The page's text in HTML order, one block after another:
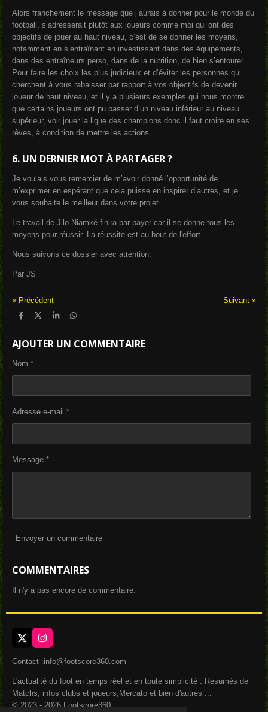
Alors franchement le message que j’aurais à donner pour le monde du
football, s’adresserait plutôt aux joueurs comme moi qui ont des
objectifs de jouer au haut niveau, c’est de se donner les moyens,
notamment en s’entraînant en investissant dans des équipements,
dans des entraîneurs perso, dans de la nutrition, de bien s’entourer
Pour faire les choix les plus judicieux et d’éviter les personnes qui
cherchent à vous rabaisser par rapport à vos objectifs de devenir
joueur de haut niveau, et il y a plusieurs exemples qui nous montre
que certains joueurs ont pu passer d’un niveau inférieur au niveau
supérieur, voir jouer la ligue des champions donc il faut croire en ses
rêves, à condition de mettre les actions.
6. UN DERNIER MOT À PARTAGER ?
Je voulais vous remercier de m’avoir donné l’opportunité de
m’exprimer en espérant que cela puisse en inspirer d’autres, et je
vous souhaite le meilleur dans votre projet.
Le travail de Jilo Niamké finira par payer car il se donne tous les
moyens pour réussir. La réussite est au bout de l'effort.
Nous suivons ce dossier avec attention.
Par JS
« Précédent Suivant »
P
t
a
e
P
t
a
P
a
P
a
AJOUTER UN COMMENTAIRE
Nom *
Adresse e-mail *
Message *
Envoyer un commentaire
COMMENTAIRES
Il n'y a pas encore de commentaire.
X
I
n
s
a
g
r
a
Contact :info@footscore360.com
L'actualité du foot en temps réel et en toute simplicité : Résumés de
Matchs, infos clubs et joueurs,Mercato et bien d'autres ...
© 2023 - 2026 Footscore360